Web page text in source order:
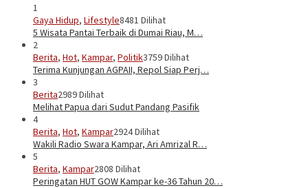
1
Gaya Hidup, Lifestyle8481 Dilihat
5 Wisata Pantai Terbaik di Dumai Riau, M…
2
Berita, Hot, Kampar, Politik3759 Dilihat
Terima Kunjungan AGPAII, Repol Siap Perj…
3
Berita2989 Dilihat
Melihat Papua dari Sudut Pandang Pasifik
4
Berita, Hot, Kampar2924 Dilihat
Wakili Radio Swara Kampar, Ari Amrizal R…
5
Berita, Kampar2808 Dilihat
Peringatan HUT GOW Kampar ke-36 Tahun 20…